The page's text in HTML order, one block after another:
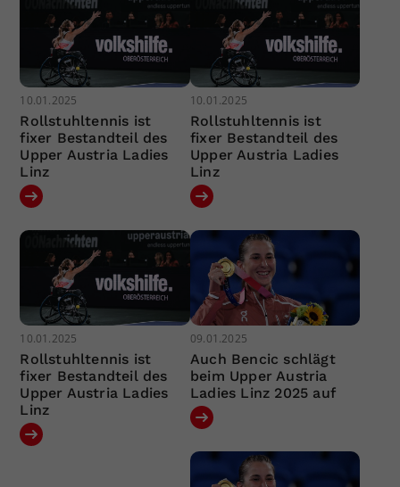
10.01.2025
Rollstuhltennis ist
fixer Bestandteil des
Upper Austria Ladies
Linz
10.01.2025
Rollstuhltennis ist
fixer Bestandteil des
Upper Austria Ladies
Linz
10.01.2025
Rollstuhltennis ist
fixer Bestandteil des
Upper Austria Ladies
Linz
09.01.2025
Auch Bencic schlägt
beim Upper Austria
Ladies Linz 2025 auf